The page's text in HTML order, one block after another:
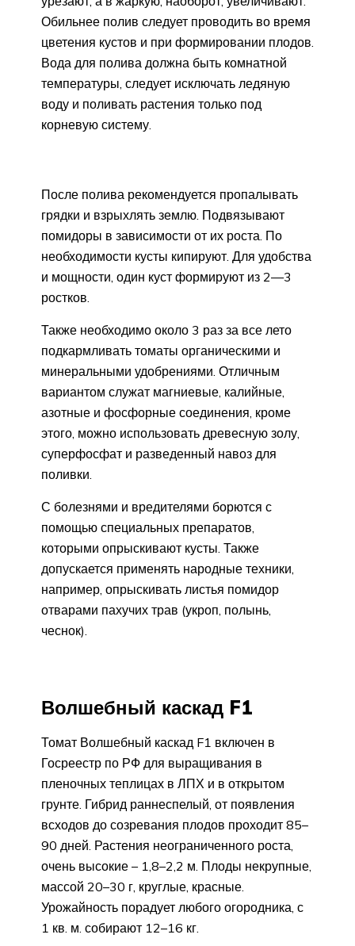
Обильнее полив следует проводить во время
цветения кустов и при формировании плодов.
Вода для полива должна быть комнатной
температуры, следует исключать ледяную
воду и поливать растения только под
корневую систему.
После полива рекомендуется пропалывать
грядки и взрыхлять землю. Подвязывают
помидоры в зависимости от их роста. По
необходимости кусты кипируют. Для удобства
и мощности, один куст формируют из 2—3
ростков.
Также необходимо около 3 раз за все лето
подкармливать томаты органическими и
минеральными удобрениями. Отличным
вариантом служат магниевые, калийные,
азотные и фосфорные соединения, кроме
этого, можно использовать древесную золу,
суперфосфат и разведенный навоз для
поливки.
С болезнями и вредителями борются с
помощью специальных препаратов,
которыми опрыскивают кусты. Также
допускается применять народные техники,
например, опрыскивать листья помидор
отварами пахучих трав (укроп, полынь,
чеснок).
Волшебный каскад F1
Томат Волшебный каскад F1 включен в
Госреестр по РФ для выращивания в
пленочных теплицах в ЛПХ и в открытом
грунте. Гибрид раннеспелый, от появления
всходов до созревания плодов проходит 85–
90 дней. Растения неограниченного роста,
очень высокие – 1,8–2,2 м. Плоды некрупные,
массой 20–30 г, круглые, красные.
Урожайность порадует любого огородника, с
1 кв. м. собирают 12–16 кг.